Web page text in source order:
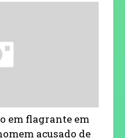
em flagrante em
acusado de